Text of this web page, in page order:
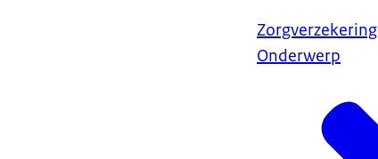
Zorgverzekering
Onderwerp